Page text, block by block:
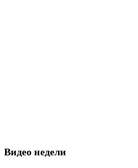
Видео недели